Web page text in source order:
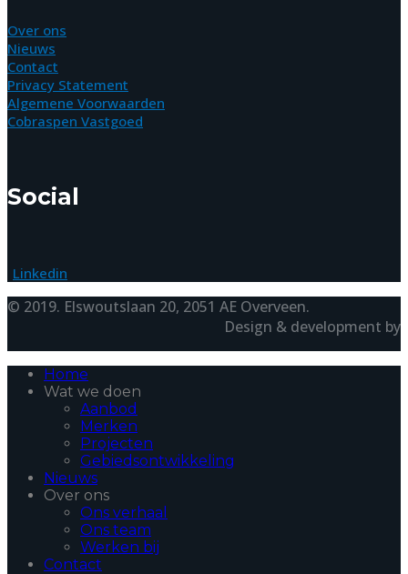
Over ons
Nieuws
Contact
Privacy Statement
Algemene Voorwaarden
Cobraspen Vastgoed
Social
Linkedin
© 2019. Elswoutslaan 20, 2051 AE Overveen.
Design & development by
Home
Wat we doen
Aanbod
Merken
Projecten
Gebiedsontwikkeling
Nieuws
Over ons
Ons verhaal
Ons team
Werken bij
Contact